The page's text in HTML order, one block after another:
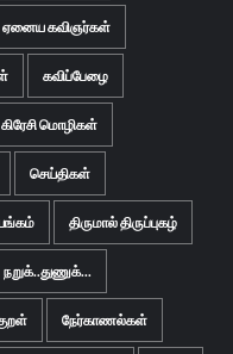
ஏனைய கவிஞர்கள்
கவிப்பேழை
கிரேசி மொழிகள்
செய்திகள்
திருமால் திருப்புகழ்
நறுக்..துணுக்...
நேர்காணல்கள்